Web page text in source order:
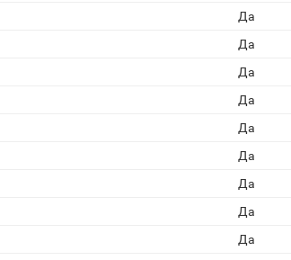
Да
Да
Да
Да
Да
Да
Да
Да
Да